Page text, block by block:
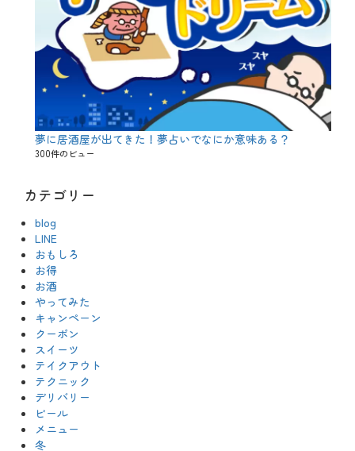
夢に居酒屋が出てきた！夢占いでなにか意味ある？
300件のビュー
カテゴリー
blog
LINE
おもしろ
お得
お酒
やってみた
キャンペーン
クーポン
スイーツ
テイクアウト
テクニック
デリバリー
ビール
メニュー
冬